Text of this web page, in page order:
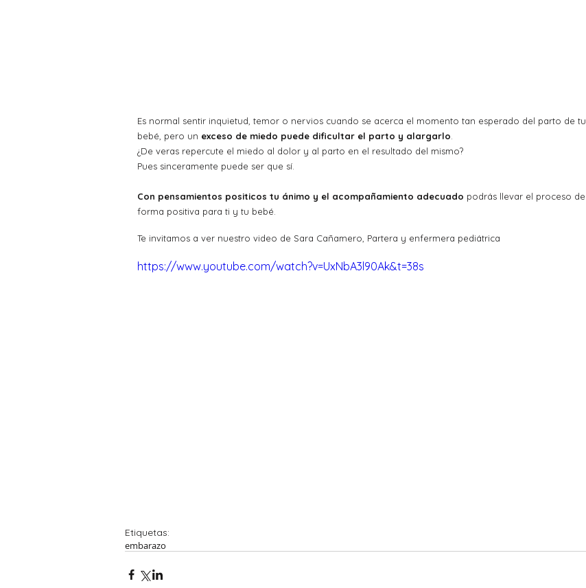
Es normal sentir inquietud, temor o nervios cuando se acerca el momento tan esperado del parto de tu
bebé, pero un exceso de miedo puede dificultar el parto y alargarlo
¿De veras repercute el miedo al dolor y al parto en el resultado del mismo?
Pues sinceramente puede ser que sí.
Con pensamientos positicos tu ánimo y el acompañamiento adecuado podrás llevar el proceso de
forma positiva para ti y tu bebé.
Te invitamos a ver nuestro video de Sara Cañamero, Partera y enfermera pediátrica
https://www.youtube.com/watch?v=UxNbA3l90Ak&t=38s
Etiquetas:
embarazo